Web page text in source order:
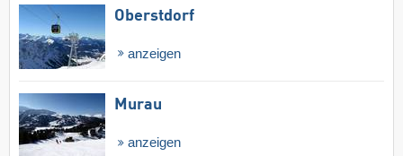
Oberstdorf
anzeigen
Murau
anzeigen